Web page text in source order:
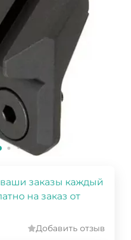
заказы каждый
на заказ от
Добавить отзыв